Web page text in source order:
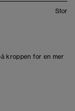
Stor
kroppen for en mer